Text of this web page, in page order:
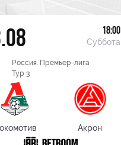
18:00
Суббота
Россия. Премьер-лига
Тур 3
Акрон